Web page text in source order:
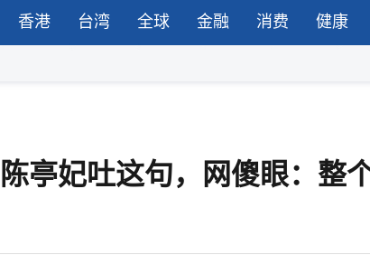
香港 台湾 全球 金融 消费 健康
亭妃吐这句，网傻眼：整